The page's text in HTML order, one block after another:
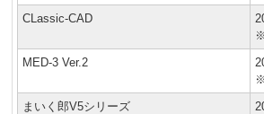
CLassic-CAD
MED-3 Ver.2
まいく郎V5シリーズ